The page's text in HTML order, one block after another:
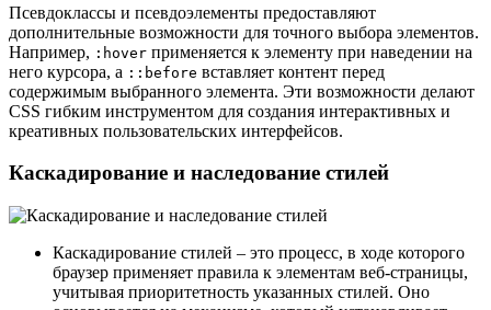
Псевдоклассы и псевдоэлементы предоставляют
дополнительные возможности для точного выбора элементов.
Например, :hover применяется к элементу при наведении на
него курсора, а ::before вставляет контент перед
содержимым выбранного элемента. Эти возможности делают
CSS гибким инструментом для создания интерактивных и
креативных пользовательских интерфейсов.
Каскадирование и наследование стилей
Каскадирование стилей – это процесс, в ходе которого
браузер применяет правила к элементам веб-страницы,
учитывая приоритетность указанных стилей. Оно